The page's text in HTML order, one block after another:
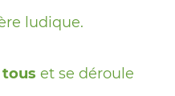
ludique.
tous et se déroule